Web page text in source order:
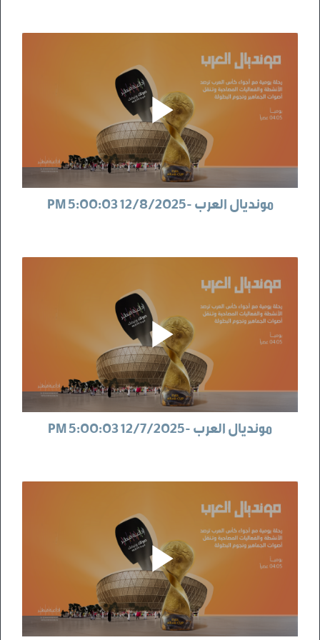
مونديال العرب -12/8/2025 5:00:03 PM
مونديال العرب -12/7/2025 5:00:03 PM